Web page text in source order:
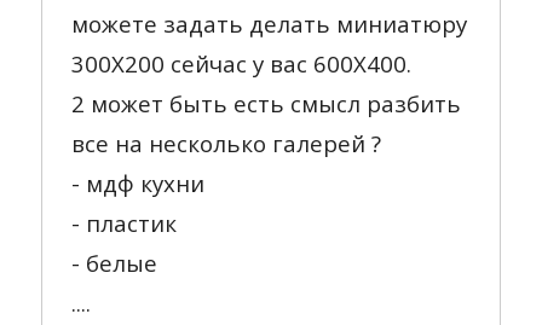
можете задать делать миниатюру
300X200 сейчас у вас 600X400.
2 может быть есть смысл разбить
все на несколько галерей ?
- мдф кухни
- пластик
- белые
....